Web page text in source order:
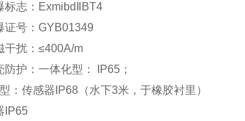
志：ExmibdⅡBT4
号：GYB01349
扰：≤400A/m
护：一体化型： IP65；
：传感器IP68（水下3米，于橡胶衬里）
IP65